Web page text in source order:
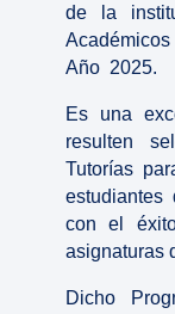
de la
Año 2025.
Es una
resulten
Tutorías
estudiantes
con el
asignaturas
Dicho